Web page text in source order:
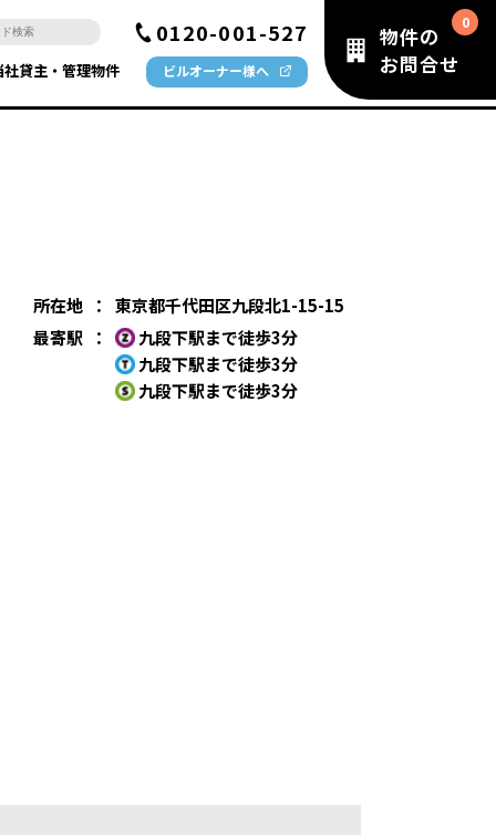
0120-001-527
社貸主・管理物件 ビルオーナー様へ
物件の
お問合せ
所在地 ：
東京都千代田区九段北1-15-15
最寄駅
：
九段下駅まで徒歩3分
九段下駅まで徒歩3分
九段下駅まで徒歩3分